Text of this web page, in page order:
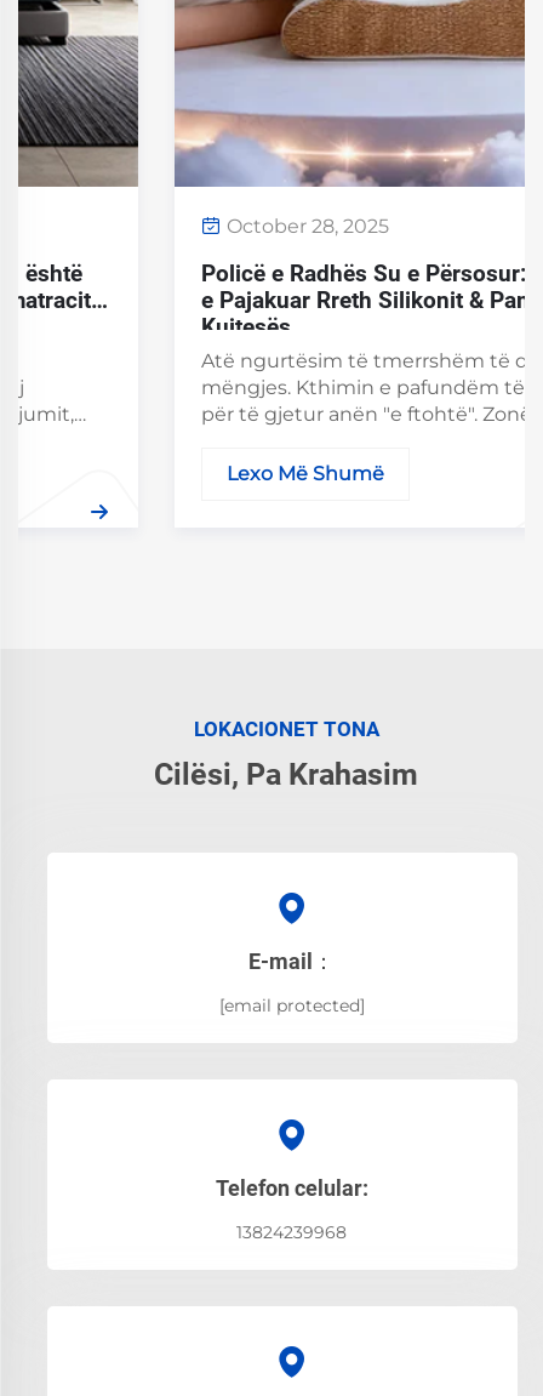
October 28, 2025
Policë e Radhës Su e Përsosur: E Vërteta
e Pajakuar Rreth Silikonit & Pambukut të
Atë ngurtësim të tmerrshëm të qafës në
mëngjes. Kthimin e pafundëm të policës su
për të gjetur anën "e ftohtë". Zonën e
lënë kurrizin tuaj të papajtuar. Të gjithë jemi
një gjumi perfekt...
Lexo Më Shumë
LOKACIONET TONA
Cilësi, Pa Krahasim
E-mail：
[email protected]
Telefon celular:
13824239968